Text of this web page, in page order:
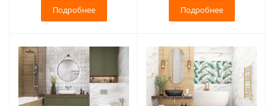
Подробнее Подробнее